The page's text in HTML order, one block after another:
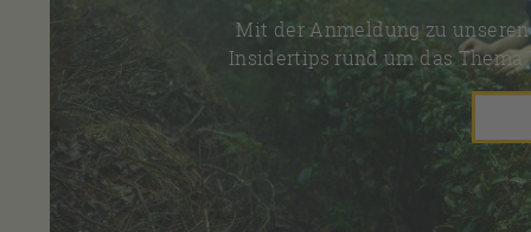
Mit der Anmeldung zu
Insidertips rund um das